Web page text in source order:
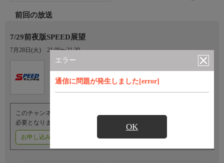
エラー
通信に問題が発生しました[error]
OK
前回の放送
7/29前夜版SPEED展望
7月28日(火) 21:00〜21:30
このチャンネルのご視聴には、オプションチャンネル(有料)のご契約が
必要となります。
お申し込みはこちら ご利用料金はこちら